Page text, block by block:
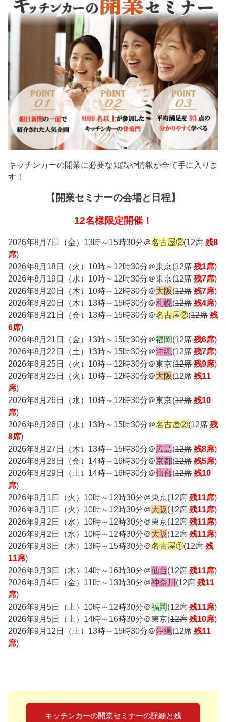
キッチンカーの開業に必要な知識や情報が全て手に入りま
す！
【開業セミナーの会場と日程】
12名様限定開催！
2026年8月7日（金）13時～15時30分＠名古屋②(12席 残8
席)
2026年8月18日（火）10時～12時30分＠東京(12席 残1席)
2026年8月19日（水）10時～12時30分＠東京(12席 残7席)
2026年8月20日（木）10時～12時30分＠大阪(12席 残7席)
2026年8月20日（木）13時～15時30分＠札幌(12席 残4席)
2026年8月21日（金）13時～15時30分＠名古屋②(12席 残
6席)
2026年8月21日（金）13時～15時30分＠福岡(12席 残6席)
2026年8月22日（土）13時～15時30分＠沖縄(12席 残7席)
2026年8月25日（火）10時～12時30分＠東京(12席 残9席)
2026年8月25日（火）10時～12時30分＠大阪(12席 残11
席)
2026年8月26日（水）10時～12時30分＠東京(12席 残10
席)
2026年8月26日（水）13時～15時30分＠名古屋②(12席 残
8席)
2026年8月27日（木）13時～15時30分＠ 広島(12席 残8席)
2026年8月28日（金）14時～16時30分＠京都(12席 残5席)
2026年8月29日（土）14時～16時30分＠仙台(12席 残10
席)
2026年9月1日（火）10時～12時30分＠東京(12席 残11席)
2026年9月1日（火）10時～12時30分＠大阪(12席 残11席)
2026年9月2日（水）10時～12時30分＠東京(12席 残11席)
2026年9月2日（水）10時～12時30分＠大阪(12席 残11席)
2026年9月3日（木）13時～15時30分＠名古屋①(12席 残
11席)
2026年9月3日（木）14時～16時30分＠仙台(12席 残11席)
2026年9月4日（金）11時～13時30分＠神奈川 (12席 残11
席)
2026年9月5日（土）10時～12時30分＠福岡(12席 残11席)
2026年9月5日（土）14時～16時30分＠東京(12席 残10席)
2026年9月12日（土）13時～15時30分＠沖縄(12席 残11
席)
キッチンカーの開業セミナーの詳細と残